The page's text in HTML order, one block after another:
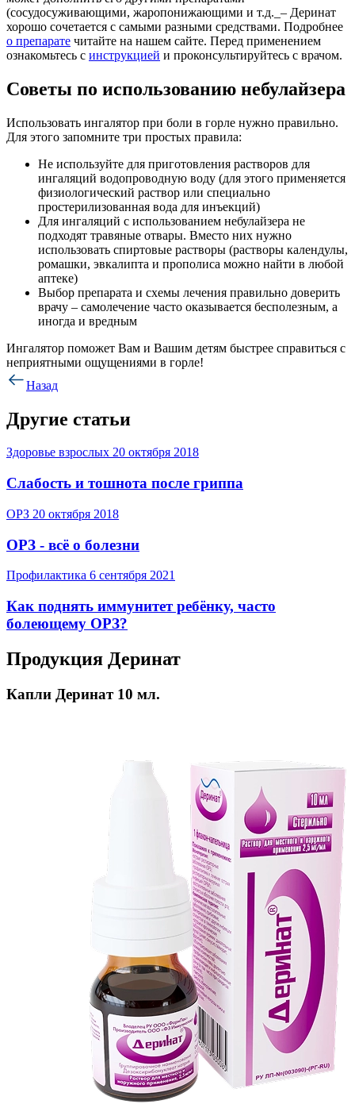
(сосудосуживающими, жаропонижающими и т.д._– Деринат
хорошо сочетается с самыми разными средствами. Подробнее
о препарате читайте на нашем сайте. Перед применением
ознакомьтесь с инструкцией и проконсультируйтесь с врачом.
Советы по использованию небулайзера
Использовать ингалятор при боли в горле нужно правильно.
Для этого запомните три простых правила:
Не используйте для приготовления растворов для
ингаляций водопроводную воду (для этого применяется
физиологический раствор или специально
простерилизованная вода для инъекций)
Для ингаляций с использованием небулайзера не
подходят травяные отвары. Вместо них нужно
использовать спиртовые растворы (растворы календулы,
ромашки, эвкалипта и прополиса можно найти в любой
аптеке)
Выбор препарата и схемы лечения правильно доверить
врачу – самолечение часто оказывается бесполезным, а
иногда и вредным
Ингалятор поможет Вам и Вашим детям быстрее справиться с
неприятными ощущениями в горле!
Назад
Другие статьи
Здоровье взрослых 20 октября 2018
Слабость и тошнота после гриппа
ОРЗ 20 октября 2018
ОРЗ - всё о болезни
Профилактика 6 сентября 2021
Как поднять иммунитет ребёнку, часто
болеющему ОРЗ?
Продукция Деринат
Капли Деринат 10 мл.